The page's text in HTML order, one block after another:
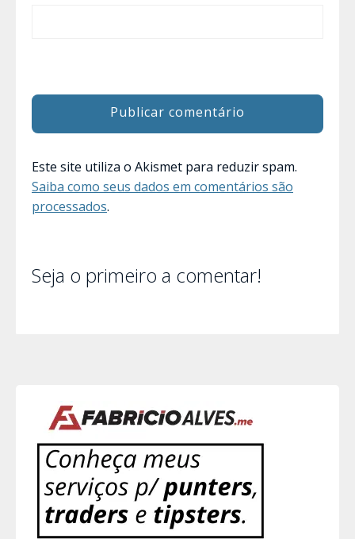
Este site utiliza o Akismet para reduzir spam.
Saiba como seus dados em comentários são
processados.
Seja o primeiro a comentar!